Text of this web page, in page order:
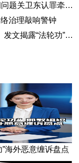
与《大纪元时报》资金链条
治理敲响警钟
功”邪教本质答记者问
”海外恶意缠诉盘点